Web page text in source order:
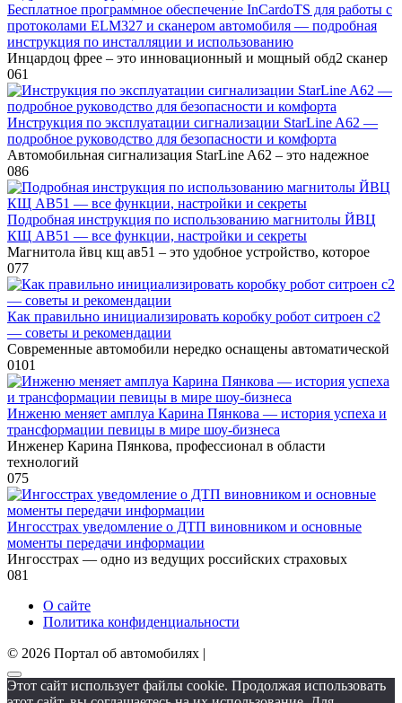
Бесплатное программное обеспечение InCardoTS для работы с
протоколами ELM327 и сканером автомобиля — подробная
инструкция по инсталляции и использованию
Инцардоц фрее – это инновационный и мощный обд2 сканер
061
Инструкция по эксплуатации сигнализации StarLine A62 —
подробное руководство для безопасности и комфорта
Автомобильная сигнализация StarLine A62 – это надежное
086
Подробная инструкция по использованию магнитолы ЙВЦ
КЩ АВ51 — все функции, настройки и секреты
Магнитола йвц кщ ав51 – это удобное устройство, которое
077
Как правильно инициализировать коробку робот ситроен с2
— советы и рекомендации
Современные автомобили нередко оснащены автоматической
0101
Инженю меняет амплуа Карина Пянкова — история успеха и
трансформации певицы в мире шоу-бизнеса
Инженер Карина Пянкова, профессионал в области
технологий
075
Ингосстрах уведомление о ДТП виновником и основные
моменты передачи информации
Ингосстрах — одно из ведущих российских страховых
081
О сайте
Политика конфиденциальности
© 2026 Портал об автомобилях |
Этот сайт использует файлы cookie. Продолжая использовать